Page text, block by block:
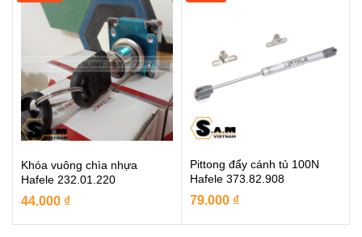
Khóa vuông chìa nhựa
Hafele 232.01.220
44.000 ₫
Pittong đẩy cánh tủ 100N
Hafele 373.82.908
79.000 ₫